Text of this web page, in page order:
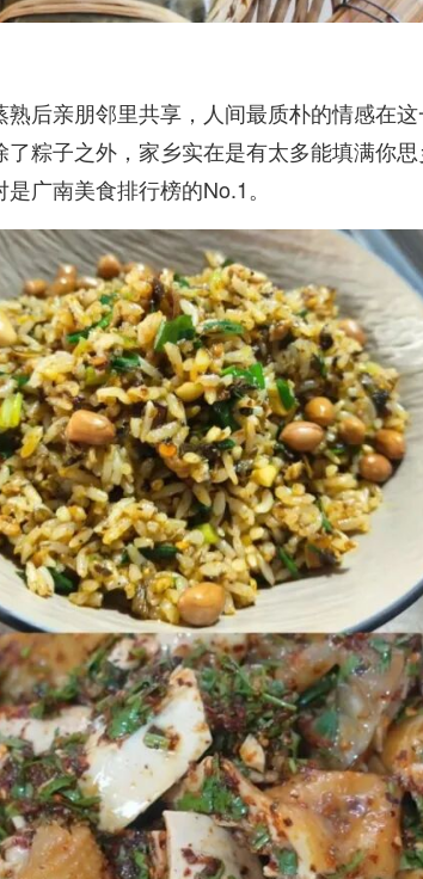
后亲朋邻里共享，人间最质朴的情感在
粽子之外，家乡实在是有太多能填满你
广南美食排行榜的No.1。